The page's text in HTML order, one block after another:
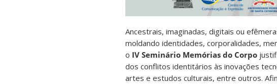
Ancestrais, imaginadas, digitais ou
moldando identidades, corporalidades,
o IV Seminário Memórias do Corpo
dos conflitos identitários às inovações
artes e estudos culturais, entre outros.